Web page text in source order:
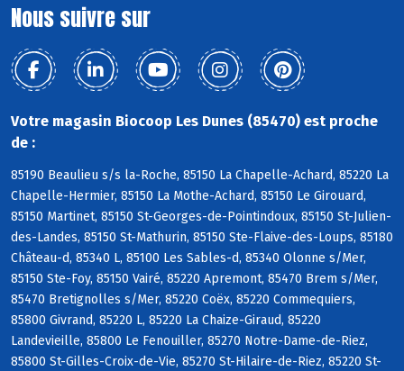
Nous suivre sur
Votre magasin Biocoop Les Dunes (85470) est proche
de :
85190 Beaulieu s/s la-Roche, 85150 La Chapelle-Achard, 85220 La
Chapelle-Hermier, 85150 La Mothe-Achard, 85150 Le Girouard,
85150 Martinet, 85150 St-Georges-de-Pointindoux, 85150 St-Julien-
des-Landes, 85150 St-Mathurin, 85150 Ste-Flaive-des-Loups, 85180
Château-d, 85340 L, 85100 Les Sables-d, 85340 Olonne s/Mer,
85150 Ste-Foy, 85150 Vairé, 85220 Apremont, 85470 Brem s/Mer,
85470 Bretignolles s/Mer, 85220 Coëx, 85220 Commequiers,
85800 Givrand, 85220 L, 85220 La Chaize-Giraud, 85220
Landevieille, 85800 Le Fenouiller, 85270 Notre-Dame-de-Riez,
85800 St-Gilles-Croix-de-Vie, 85270 St-Hilaire-de-Riez, 85220 St-